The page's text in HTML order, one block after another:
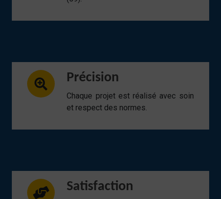
Précision
Chaque projet est réalisé avec soin
et respect des normes.
Satisfaction